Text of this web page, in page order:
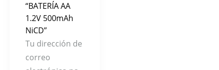
“BATERÍA AA
1.2V 500mAh
NiCD”
Tu dirección de
correo